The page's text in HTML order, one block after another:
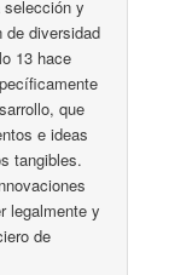
y
de diversidad
13 hace
que
e ideas
tangibles.
legalmente y
de